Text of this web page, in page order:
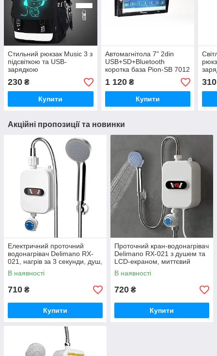
Стильний рюкзак Music 3 з
підсвіткою та USB-
зарядкою
230 ₴
Купити
Автомагнітола 7" 2din
USB+SD+Bluetooth
коротка база Pion-SВ 7012
1 120₴
Купити
310
Акційні пропозиції та новинки
Електричний проточний
водонагрівач Delimano RX-
021, нагрів за 3 секунди, душ,
дисплей
В наявності
710 ₴
Купити
Проточний кран-водонагрівач
Delimano RX-021 з душем та
LCD-екраном, миттєвий
нагрів води
В наявності
720 ₴
Купити